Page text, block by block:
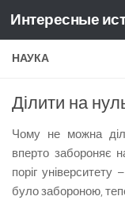
Skip to content
Интересные
НАУКА
Ділити на
Чому не можна
вперто забороняє
поріг
було забороною,